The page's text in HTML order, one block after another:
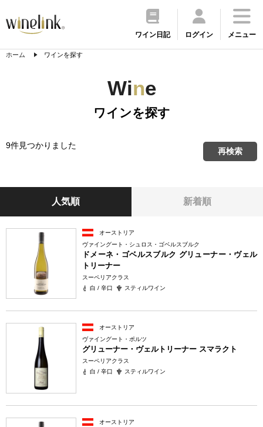
ワイン日記 ログイン メニュー
ホーム ワインを探す
Wine
ワインを探す
9件見つかりました
再検索
人気順 新着順
オーストリア
ヴァイングート・シュロス・ゴベルスブルク
ドメーネ・ゴベルスブルク グリューナー・ヴェル
トリーナー
スーペリアクラス
白 / 辛口
スティルワイン
オーストリア
ヴァイングート・ポルツ
グリューナー・ヴェルトリーナー スマラクト
スーペリアクラス
白 / 辛口
スティルワイン
オーストリア